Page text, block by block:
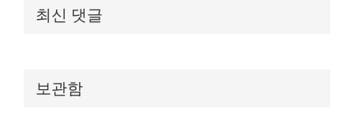
최신 댓글
보관함